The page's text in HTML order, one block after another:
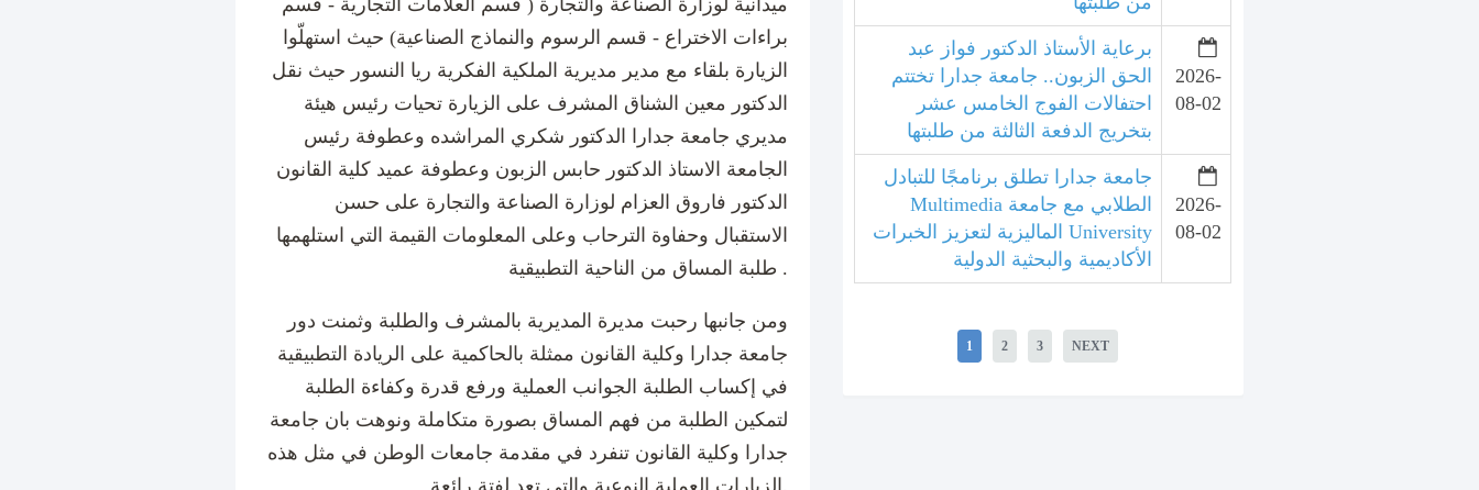
ميدانية لوزارة الصناعة والتجارة ( قسم العلامات التجارية - قسم
براءات الاختراع - قسم الرسوم والنماذج الصناعية) حيث استهلّوا
الزيارة بلقاء مع مدير مديرية الملكية الفكرية ريا النسور حيث نقل
الدكتور معين الشناق المشرف على الزيارة تحيات رئيس هيئة
مديري جامعة جدارا الدكتور شكري المراشده وعطوفة رئيس
الجامعة الاستاذ الدكتور حابس الزبون وعطوفة عميد كلية القانون
الدكتور فاروق العزام لوزارة الصناعة والتجارة على حسن
الاستقبال وحفاوة الترحاب وعلى المعلومات القيمة التي استلهمها
طلبة المساق من الناحية التطبيقية .
ومن جانبها رحبت مديرة المديرية بالمشرف والطلبة وثمنت دور
جامعة جدارا وكلية القانون ممثلة بالحاكمية على الريادة التطبيقية
في إكساب الطلبة الجوانب العملية ورفع قدرة وكفاءة الطلبة
لتمكين الطلبة من فهم المساق بصورة متكاملة ونوهت بان جامعة
جدارا وكلية القانون تنفرد في مقدمة جامعات الوطن في مثل هذه
الزيارات العملية النوعية والتي تعد لفتة رائعة.
برعاية الأستاذ الدكتور فواز عبد
الحق الزبون.. جامعة جدارا تختتم
احتفالات الفوج الخامس عشر
بتخريج الدفعة الثالثة من طلبتها
2026-
08-02
جامعة جدارا تطلق برنامجًا للتبادل
الطلابي مع جامعة Multimedia
University الماليزية لتعزيز الخبرات
الأكاديمية والبحثية الدولية
2026-
08-02
1 2 3 NEXT